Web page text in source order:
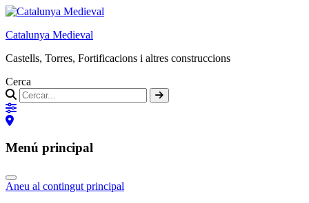
Catalunya Medieval
Castells, Torres, Fortificacions i altres construccions
Cerca
Menú principal
Aneu al contingut principal